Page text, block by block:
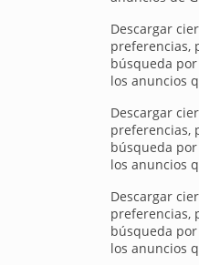
Descargar
preferencias,
búsqueda
los anuncios
Descargar
preferencias,
búsqueda
los anuncios
Descargar
preferencias,
búsqueda
los anuncios